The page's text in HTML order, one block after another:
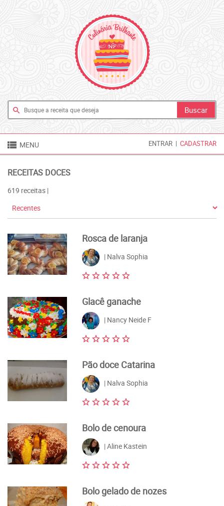
search
 MENU ENTRAR | CADASTRAR
RECEITAS DOCES
619 receitas |
Rosca de laranja
| Nalva Sophia
Glacê ganache
| Nancy Neide F
Pão doce Catarina
| Nalva Sophia
Bolo de cenoura
| Aline Kastein
Bolo gelado de nozes